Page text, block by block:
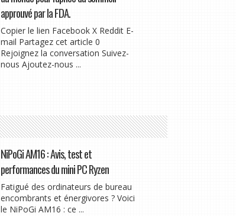
approuvé par la FDA.
Copier le lien Facebook X Reddit E-
mail Partagez cet article 0
Rejoignez la conversation Suivez-
nous Ajoutez-nous ...
NiPoGi AM16 : Avis, test et
performances du mini PC Ryzen
Fatigué des ordinateurs de bureau
encombrants et énergivores ? Voici
le NiPoGi AM16 : ce ...